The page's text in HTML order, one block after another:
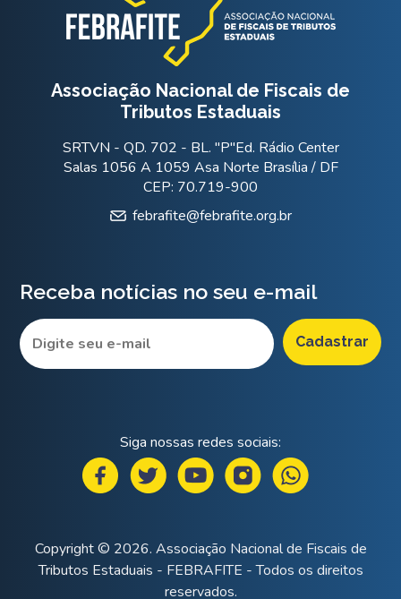
Associação Nacional de Fiscais de
Tributos Estaduais
SRTVN - QD. 702 - BL. "P"Ed. Rádio Center
Salas 1056 A 1059 Asa Norte Brasília / DF
CEP: 70.719-900
febrafite@febrafite.org.br
Receba notícias no seu e-mail
Siga nossas redes sociais:
Copyright © 2026. Associação Nacional de Fiscais de
Tributos Estaduais - FEBRAFITE - Todos os direitos
reservados.